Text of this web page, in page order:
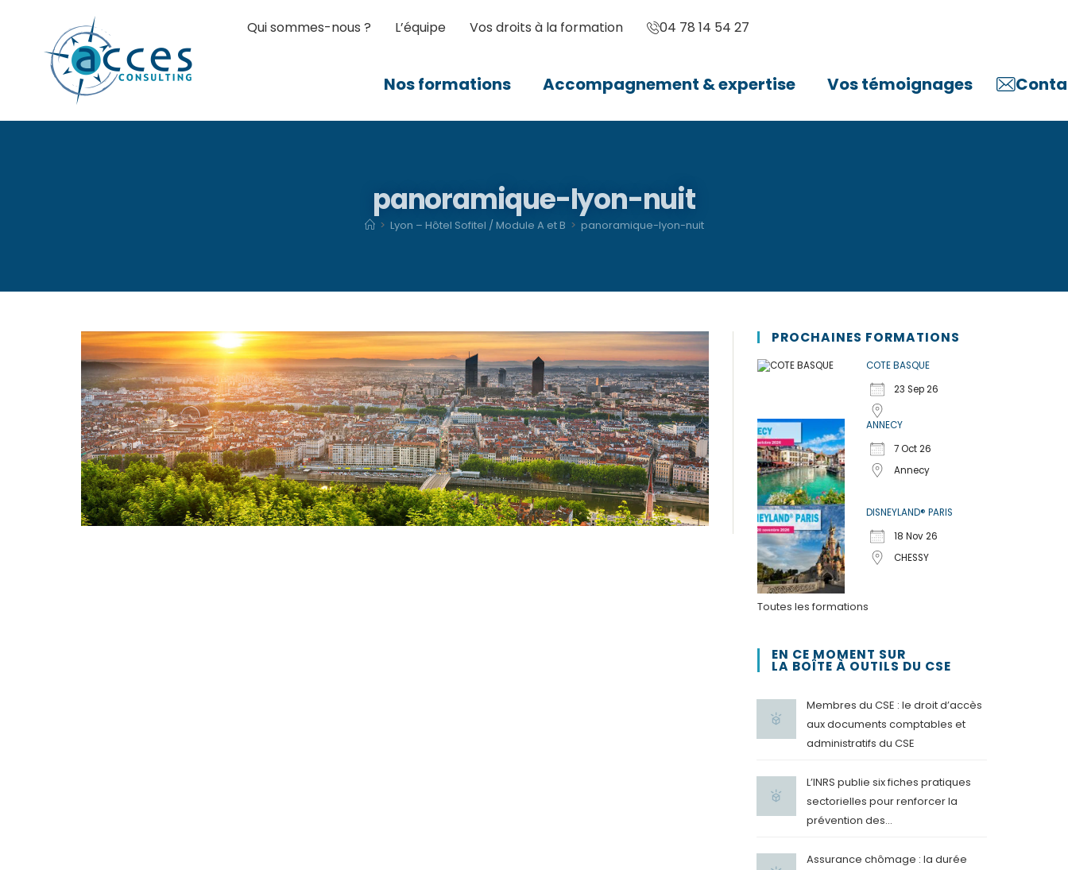
Qui sommes-nous ? L’équipe Vos droits à la formation 04 78 14 54 27
Nos formations Accompagnement & expertise Vos témoignages
panoramique-lyon-nuit
> Lyon – Hôtel Sofitel / Module A et B > panoramique-lyon-nuit
PROCHAINES FORMATIONS
COTE BASQUE
23 Sep 26
ANNECY
7 Oct 26
Annecy
DISNEYLAND® PARIS
18 Nov 26
CHESSY
Toutes les formations
EN CE MOMENT SUR
LA BOÎTE À OUTILS DU CSE
Membres du CSE : le droit d’accès
aux documents comptables et
administratifs du CSE
L’INRS publie six fiches pratiques
sectorielles pour renforcer la
prévention des...
Assurance chômage : la durée